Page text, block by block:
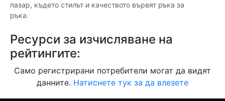
пазар, където стилът и качеството вървят ръка за
ръка.
Ресурси за изчисляване на
рейтингите:
Само регистрирани потребители могат да видят
данните. Натиснете тук за да влезете